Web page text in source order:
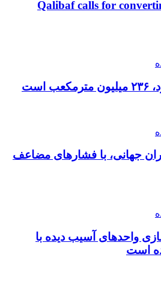
Qalibaf calls for
جهانی، با فشارهای مضاعف
واحدهای آسیب دیده با
است